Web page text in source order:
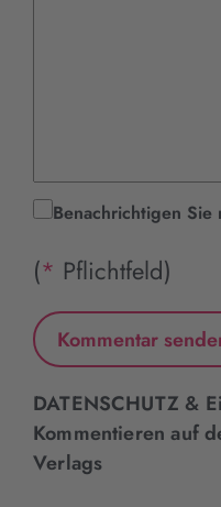
Benachrichtigen Sie
(* Pflichtfeld)
DATENSCHUTZ &
Kommentieren auf
Verlags